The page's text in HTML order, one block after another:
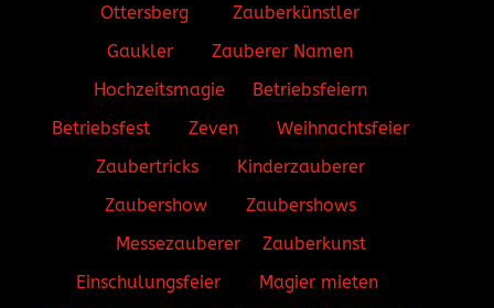
Ottersberg
Zauberkünstler
Gaukler
Zauberer Namen
Hochzeitsmagie
Betriebsfeiern
Betriebsfest
Zeven
Weihnachtsfeier
Zaubertricks
Kinderzauberer
Zaubershow
Zaubershows
Messezauberer
Zauberkunst
Einschulungsfeier
Magier mieten